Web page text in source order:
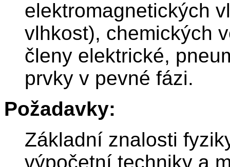
elektromagnetických
vlhkost), chemických
členy elektrické,
prvky v pevné fázi.
Požadavky:
Základní znalosti
výpočetní techniky a